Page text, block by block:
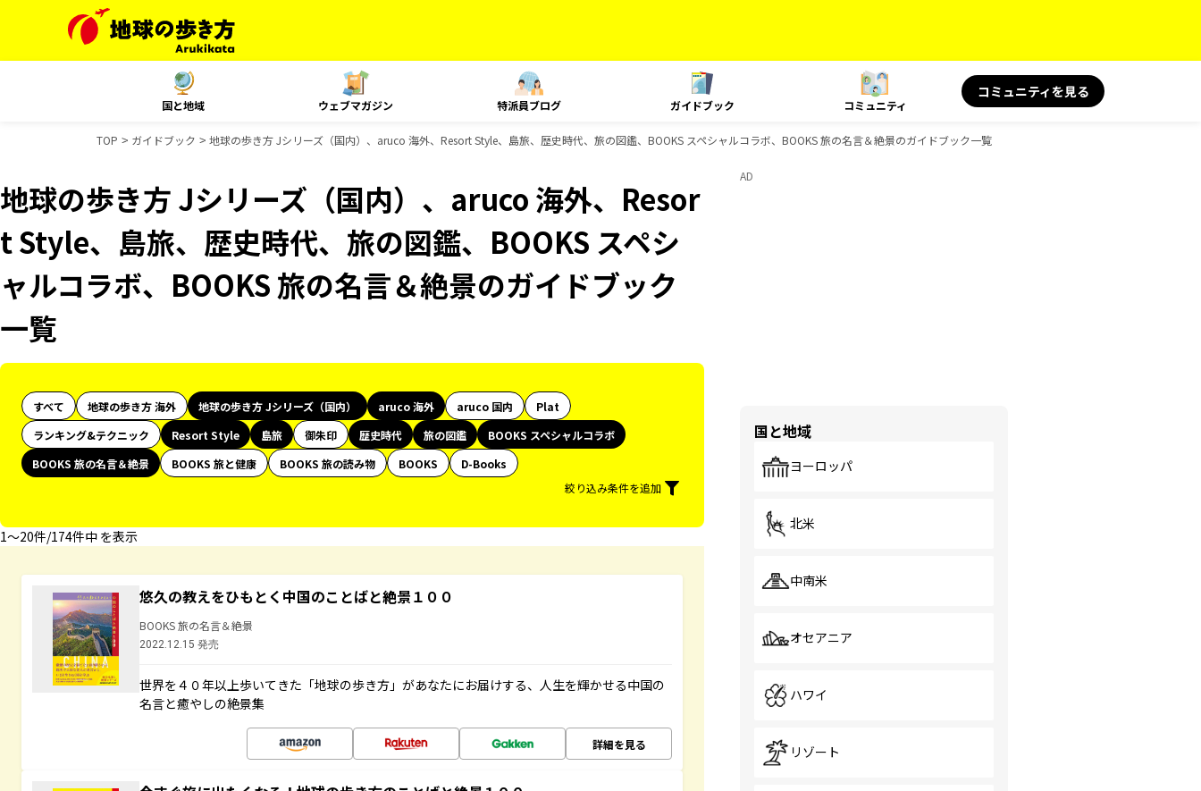
国と地域 ウェブマガジン 特派員ブログ ガイドブック コミュニティ
コミュニティを見る
TOP ガイドブック 地球の歩き方 Jシリーズ（国内）、aruco 海外、Resort Style、島旅、歴史時代、旅の図鑑、BOOKS スペシャルコラボ、BOOKS 旅の名言＆絶景のガイドブック一覧
地球の歩き方 Jシリーズ（国内）、aruco 海外、Resor
t Style、島旅、歴史時代、旅の図鑑、BOOKS スペシ
ャルコラボ、BOOKS 旅の名言＆絶景のガイドブック
一覧
すべて 地球の歩き方 海外 地球の歩き方 Jシリーズ（国内） aruco 海外 aruco 国内
Plat
ランキング&テクニック
Resort Style 島旅 御朱印 歴史時代 旅の図鑑
BOOKS スペシャルコラボ
BOOKS 旅の名言＆絶景
BOOKS 旅と健康 BOOKS 旅の読み物 BOOKS
D-Books
絞り込み条件を追加
1〜20件/174件中 を表示
悠久の教えをひもとく中国のことばと絶景１００
BOOKS 旅の名言＆絶景
2022.12.15 発売
世界を４０年以上歩いてきた「地球の歩き方」があなたにお届けする、人生を輝かせる中国の
名言と癒やしの絶景集
詳細を見る
AD
国と地域
ヨーロッパ
北米
中南米
オセアニア
ハワイ
リゾート